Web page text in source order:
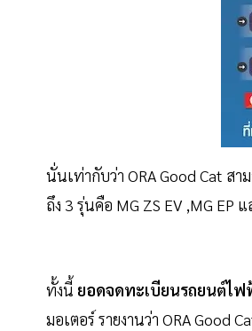
นั่นเท่ากับว่า ORA Good Cat ส
ถึง 3 รุ่นคือ MG ZS EV ,MG EP
ทั้งนี้ ยอดจดทะเบียนรถยนต์ไฟ
มอเตอร์ รายงานว่า ORA